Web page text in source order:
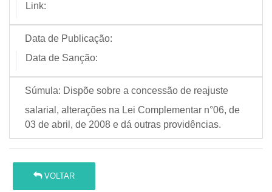
Link:
Data de Publicação:
Data de Sanção:
Súmula: Dispõe sobre a concessão de reajuste
salarial, alterações na Lei Complementar n°06, de
03 de abril, de 2008 e dá outras providências.
VOLTAR